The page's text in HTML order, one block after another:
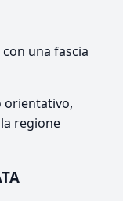
con una fascia
orientativo,
regione